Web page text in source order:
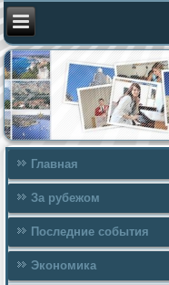
Главная
За рубежом
Последние события
Экономика